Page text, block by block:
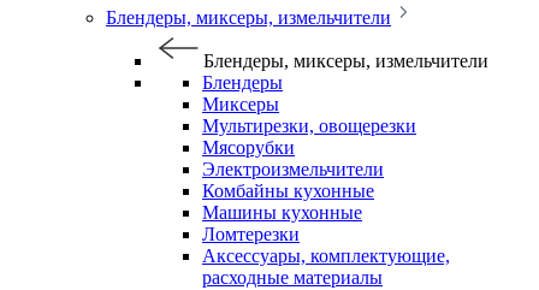
Блендеры, миксеры, измельчители
Блендеры, миксеры, измельчители
Блендеры
Миксеры
Мультирезки, овощерезки
Мясорубки
Электроизмельчители
Комбайны кухонные
Машины кухонные
Ломтерезки
Аксессуары, комплектующие,
расходные материалы